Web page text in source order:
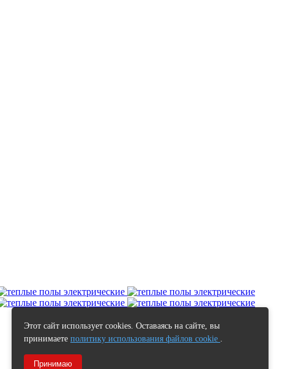
Этот сайт использует cookies. Оставаясь на сайте, вы
принимаете политику использования файлов cookie .
Принимаю